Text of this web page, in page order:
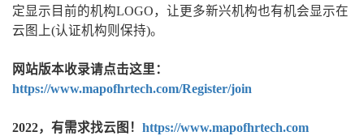
定显示目前的机构LOGO，让更多新兴机构也有机会显示在
云图上(认证机构则保持)。
网站版本收录请点击这里：
https://www.mapofhrtech.com/Register/join
2022，有需求找云图！ https://www.mapofhrtech.com